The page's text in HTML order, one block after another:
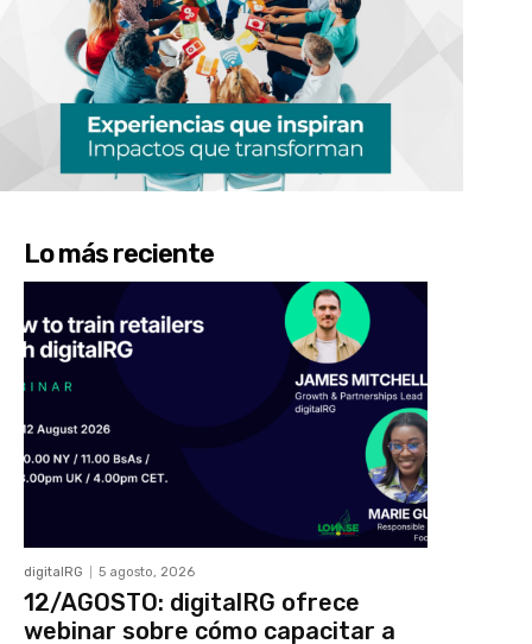
Lo más reciente
digitalRG 5 agosto, 2026
12/AGOSTO: digitalRG ofrece
webinar sobre cómo capacitar a